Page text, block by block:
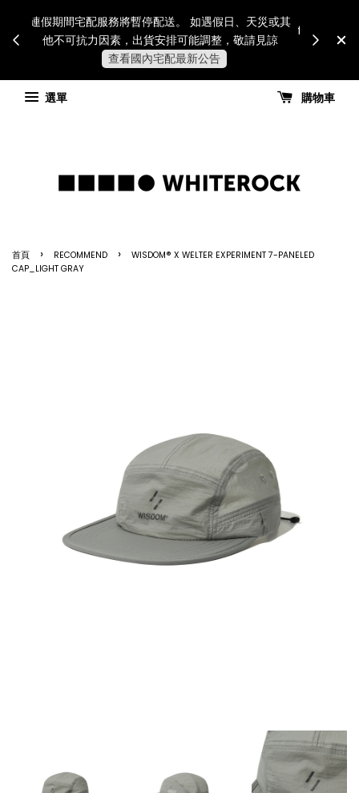
連假期間宅配服務將暫停配送。 如遇假日、天災或其
他不可抗力因素，出貨安排可能調整，敬請見諒
查看國內宅配最新公告
for all
國
選單
購物車
首頁 › RECOMMEND ›
WISDOM® X WELTER EXPERIMENT 7-PANELED
CAP_LIGHT GRAY